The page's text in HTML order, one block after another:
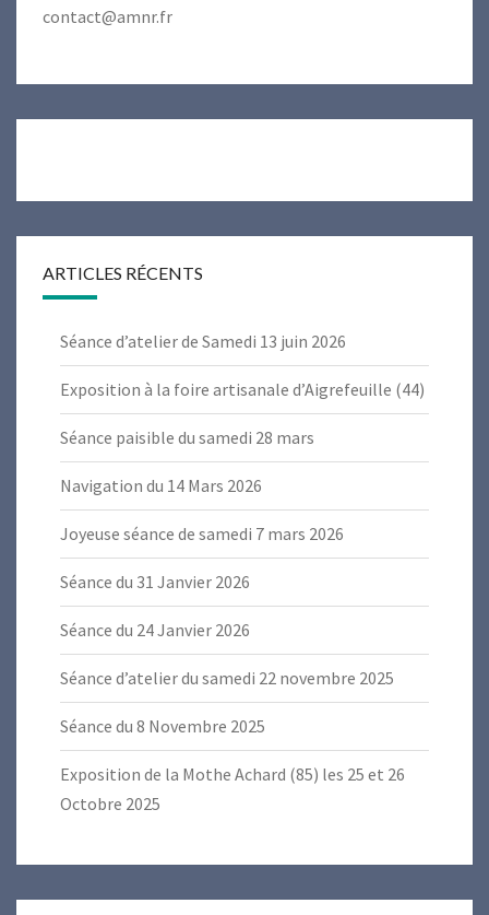
contact@amnr.fr
ARTICLES RÉCENTS
Séance d’atelier de Samedi 13 juin 2026
Exposition à la foire artisanale d’Aigrefeuille (44)
Séance paisible du samedi 28 mars
Navigation du 14 Mars 2026
Joyeuse séance de samedi 7 mars 2026
Séance du 31 Janvier 2026
Séance du 24 Janvier 2026
Séance d’atelier du samedi 22 novembre 2025
Séance du 8 Novembre 2025
Exposition de la Mothe Achard (85) les 25 et 26
Octobre 2025